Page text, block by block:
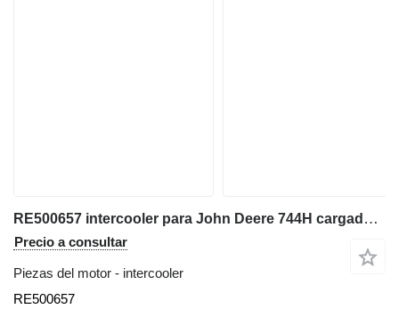
RE500657 intercooler para John Deere 744H cargadora de ruedas
Precio a consultar
Piezas del motor - intercooler
RE500657